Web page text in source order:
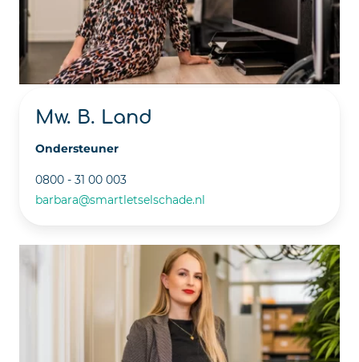
Mw. B. Land
Ondersteuner
0800 - 31 00 003
barbara@smartletselschade.nl